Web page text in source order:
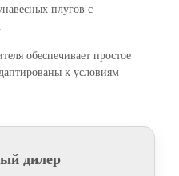
плугов с
обеспечивает простое
к условиям
дилер